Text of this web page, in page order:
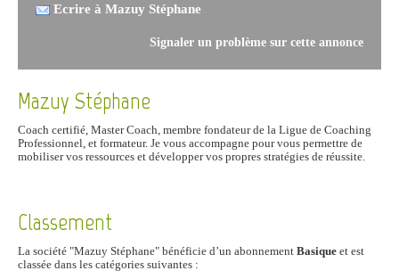
Ecrire à Mazuy Stéphane
Signaler un problème sur cette annonce
Mazuy Stéphane
Coach certifié, Master Coach, membre fondateur de la Ligue de Coaching
Professionnel, et formateur. Je vous accompagne pour vous permettre de
mobiliser vos ressources et développer vos propres stratégies de réussite.
Classement
La société "Mazuy Stéphane" bénéficie d’un abonnement Basique et est
classée dans les catégories suivantes :